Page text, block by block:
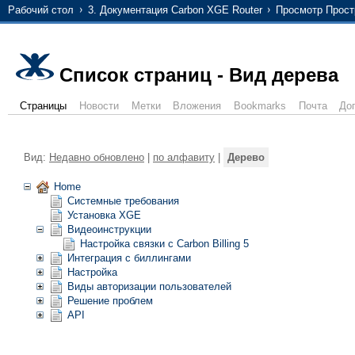
Рабочий стол 3. Документация Carbon XGE Router Просмотр
Список страниц - Вид дерева
Страницы Новости Метки Вложения Bookmarks Почта
Вид: Недавно обновлено | по алфавиту | Дерево
Home
Системные требования
Установка XGE
Видеоинструкции
Настройка связки с Carbon Billing 5
Интеграция с биллингами
Настройка
Виды авторизации пользователей
Решение проблем
API